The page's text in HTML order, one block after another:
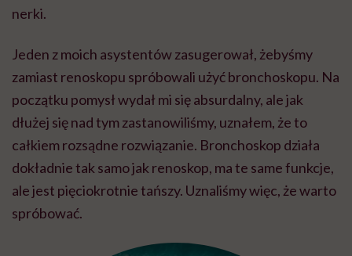
nerki.
Jeden z moich asystentów zasugerował, żebyśmy
zamiast renoskopu spróbowali użyć bronchoskopu. Na
początku pomysł wydał mi się absurdalny, ale jak
dłużej się nad tym zastanowiliśmy, uznałem, że to
całkiem rozsądne rozwiązanie. Bronchoskop działa
dokładnie tak samo jak renoskop, ma te same funkcje,
ale jest pięciokrotnie tańszy. Uznaliśmy więc, że warto
spróbować.